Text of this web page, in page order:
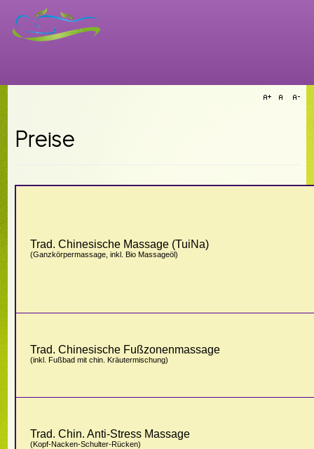
Preise
Trad. Chinesische Massage (TuiNa)
(Ganzkörpermassage, inkl. Bio Massageöl)
Trad. Chinesische Fußzonenmassage
(inkl. Fußbad mit chin. Kräutermischung)
Trad. Chin. Anti-Stress Massage
(Kopf-Nacken-Schulter-Rücken)